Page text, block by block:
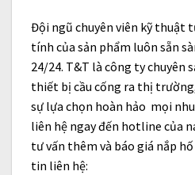
Đội ngũ chuyên viên kỹ thuật
tính của sản phẩm luôn sẵn
24/24. T&T là công ty chuyên
thiết bị cầu cống ra thị
sự lựa chọn hoàn hảo mọi
liên hệ ngay đến hotline của
tư vấn thêm và báo giá nắp
tin liên hệ: